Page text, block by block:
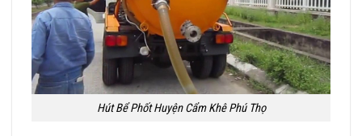
Hút Bể Phốt Huyện Cẩm Khê Phú Thọ